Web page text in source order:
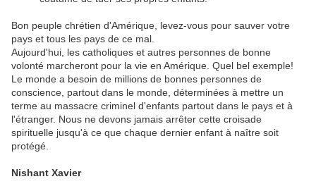
Bon peuple chrétien d'Amérique, levez-vous pour sauver votre
pays et tous les pays de ce mal.
Aujourd'hui, les catholiques et autres personnes de bonne
volonté marcheront pour la vie en Amérique. Quel bel exemple!
Le monde a besoin de millions de bonnes personnes de
conscience, partout dans le monde, déterminées à mettre un
terme au massacre criminel d'enfants partout dans le pays et à
l'étranger. Nous ne devons jamais arrêter cette croisade
spirituelle jusqu'à ce que chaque dernier enfant à naître soit
protégé.
Nishant Xavier